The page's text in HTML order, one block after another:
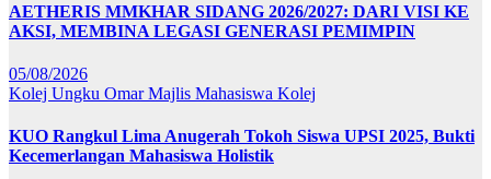
AETHERIS MMKHAR SIDANG 2026/2027: DARI VISI KE
AKSI, MEMBINA LEGASI GENERASI PEMIMPIN
05/08/2026
Kolej Ungku OmarMajlis Mahasiswa Kolej
KUO Rangkul Lima Anugerah Tokoh Siswa UPSI 2025, Bukti
Kecemerlangan Mahasiswa Holistik